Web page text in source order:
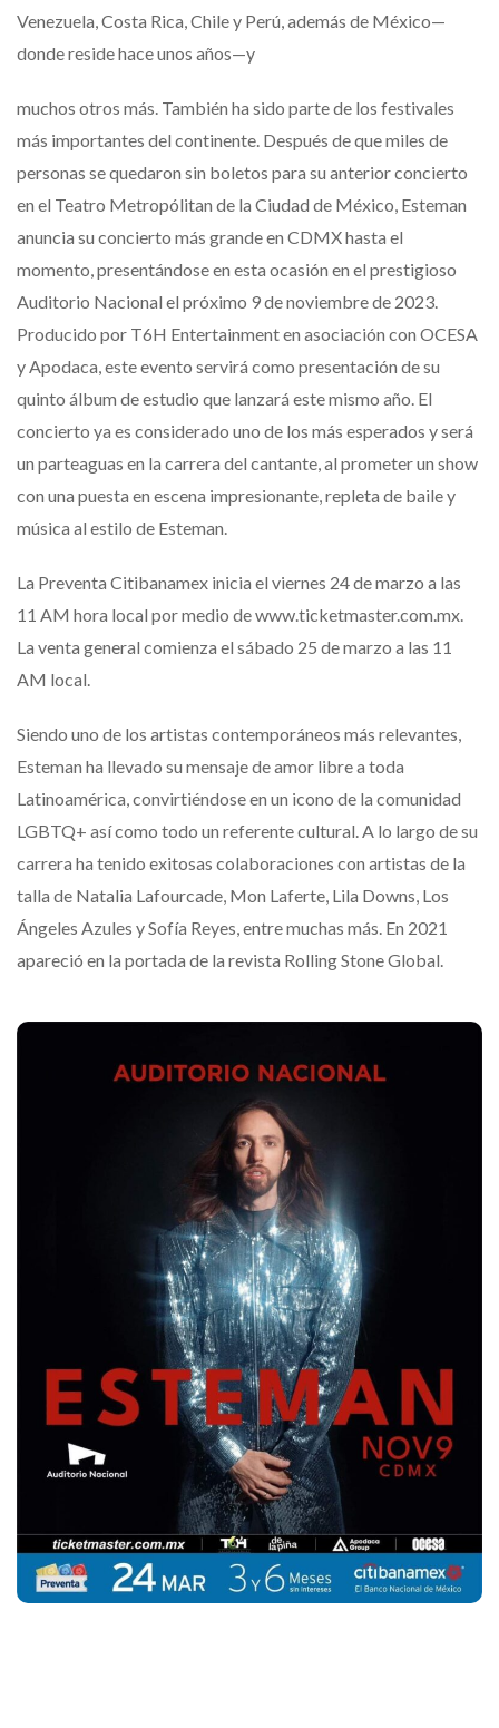
Venezuela, Costa Rica, Chile y Perú, además de México—
donde reside hace unos años—y
muchos otros más. También ha sido parte de los festivales
más importantes del continente. Después de que miles de
personas se quedaron sin boletos para su anterior concierto
en el Teatro Metropólitan de la Ciudad de México, Esteman
anuncia su concierto más grande en CDMX hasta el
momento, presentándose en esta ocasión en el prestigioso
Auditorio Nacional el próximo 9 de noviembre de 2023.
Producido por T6H Entertainment en asociación con OCESA
y Apodaca, este evento servirá como presentación de su
quinto álbum de estudio que lanzará este mismo año. El
concierto ya es considerado uno de los más esperados y será
un parteaguas en la carrera del cantante, al prometer un show
con una puesta en escena impresionante, repleta de baile y
música al estilo de Esteman.
La Preventa Citibanamex inicia el viernes 24 de marzo a las
11 AM hora local por medio de www.ticketmaster.com.mx.
La venta general comienza el sábado 25 de marzo a las 11
AM local.
Siendo uno de los artistas contemporáneos más relevantes,
Esteman ha llevado su mensaje de amor libre a toda
Latinoamérica, convirtiéndose en un icono de la comunidad
LGBTQ+ así como todo un referente cultural. A lo largo de su
carrera ha tenido exitosas colaboraciones con artistas de la
talla de Natalia Lafourcade, Mon Laferte, Lila Downs, Los
Ángeles Azules y Sofía Reyes, entre muchas más. En 2021
apareció en la portada de la revista Rolling Stone Global.